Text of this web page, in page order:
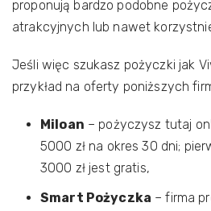
proponują bardzo podobne
atrakcyjnych lub nawet
Jeśli więc szukasz pożyczki jak
przykład na oferty poniższych
Miloan – pożyczysz tutaj
5000 zł na okres 30 dni;
3000 zł jest gratis,
Smart Pożyczka – firma